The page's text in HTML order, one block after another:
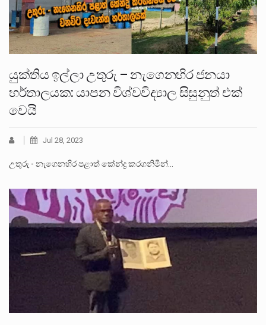
යුක්තිය ඉල්ලා උතුරු – නැගෙනහිර ජනයා
හර්තාලයක: යාපන විශ්වවිද්‍යාල සිසුනුත් එක්
වෙයි
Jul 28, 2023
උතුරු - නැගෙනහිර පළාත් කේන්ද්‍ර කරගනිමින්…